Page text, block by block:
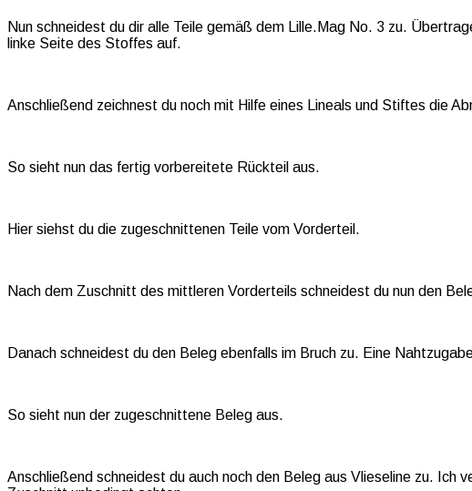
Nun schneidest du dir alle Teile gemäß dem Lille.Mag No. 3 zu.
linke Seite des Stoffes auf.
Anschließend zeichnest du noch mit Hilfe eines Lineals und Stiftes die
So sieht nun das fertig vorbereitete Rückteil aus.
Hier siehst du die zugeschnittenen Teile vom Vorderteil.
Nach dem Zuschnitt des mittleren Vorderteils schneidest du nun den
Danach schneidest du den Beleg ebenfalls im Bruch zu. Eine
So sieht nun der zugeschnittene Beleg aus.
Anschließend schneidest du auch noch den Beleg aus Vlieseline zu.